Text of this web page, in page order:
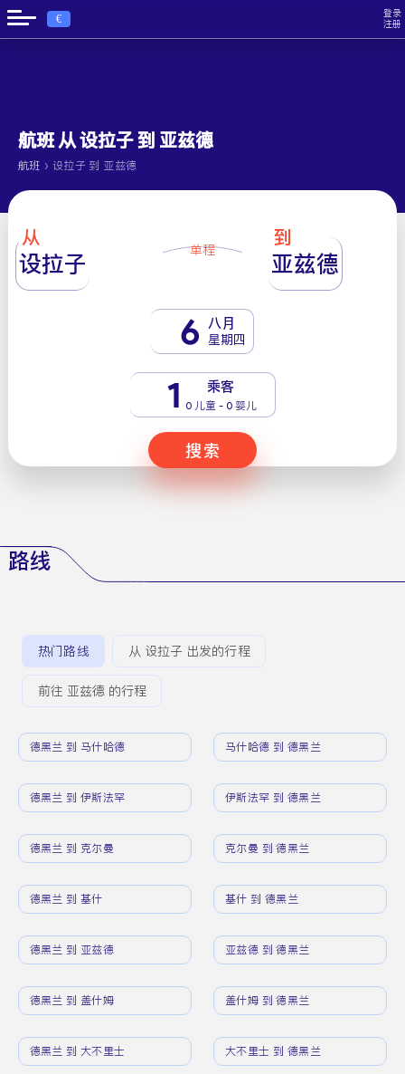
€
登录
注册
航班 从 设拉子 到 亚兹德
航班 › 设拉子 到 亚兹德
从
设拉子 单程
到
亚兹德
6 八月
星期四
1 乘客
0 儿童 - 0 婴儿
搜索
路线
热门路线 从 设拉子 出发的行程
前往 亚兹德 的行程
德黑兰 到 马什哈德 马什哈德 到 德黑兰
德黑兰 到 伊斯法罕 伊斯法罕 到 德黑兰
德黑兰 到 克尔曼 克尔曼 到 德黑兰
德黑兰 到 基什 基什 到 德黑兰
德黑兰 到 亚兹德 亚兹德 到 德黑兰
德黑兰 到 盖什姆 盖什姆 到 德黑兰
德黑兰 到 大不里士 大不里士 到 德黑兰